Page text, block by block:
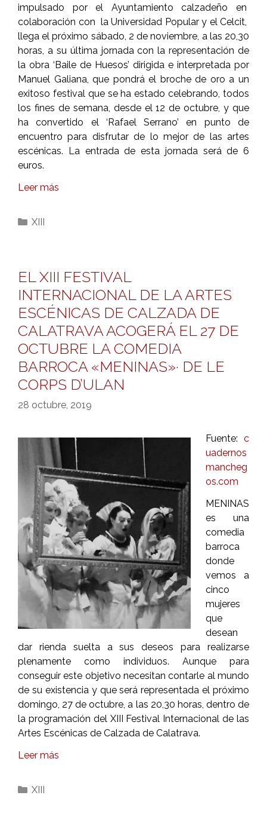
impulsado por el Ayuntamiento calzadeño en
colaboración con la Universidad Popular y el Celcit,
llega el próximo sábado, 2 de noviembre, a las 20,30
horas, a su última jornada con la representación de
la obra ‘Baile de Huesos’ dirigida e interpretada por
Manuel Galiana, que pondrá el broche de oro a un
exitoso festival que se ha estado celebrando, todos
los fines de semana, desde el 12 de octubre, y que
ha convertido el ‘Rafael Serrano’ en punto de
encuentro para disfrutar de lo mejor de las artes
escénicas. La entrada de esta jornada será de 6
euros.
Leer más
Categorías
XIII
EL XIII FESTIVAL
INTERNACIONAL DE LA ARTES
ESCÉNICAS DE CALZADA DE
CALATRAVA ACOGERÁ EL 27 DE
OCTUBRE LA COMEDIA
BARROCA «MENINAS»· DE LE
CORPS D’ULAN
28 octubre, 2019
Fuente: c
uadernos
mancheg
os.com
MENINAS
es una
comedia
barroca
donde
vemos a
cinco
mujeres
que
desean
dar rienda suelta a sus deseos para realizarse
plenamente como individuos. Aunque para
conseguir este objetivo necesitan contarle al mundo
de su existencia y que será representada el próximo
domingo, 27 de octubre, a las 20,30 horas, dentro de
la programación del XIII Festival Internacional de las
Artes Escénicas de Calzada de Calatrava.
Leer más
Categorías
XIII